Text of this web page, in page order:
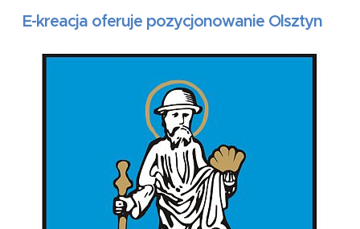
oferuje pozycjonowanie Olsztyn